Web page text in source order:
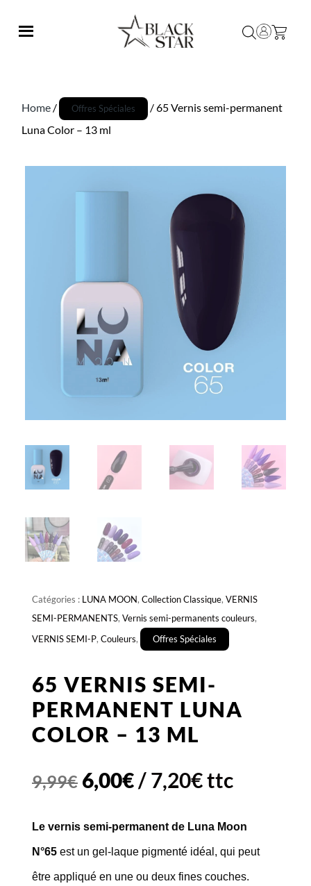
Home / Offres Spéciales
/ 65 Vernis semi-permanent
Luna Color – 13 ml
Catégories : LUNA MOON, Collection Classique, VERNIS
SEMI-PERMANENTS, Vernis semi-permanents couleurs,
VERNIS SEMI-P, Couleurs, Offres Spéciales
65 VERNIS SEMI-
PERMANENT LUNA
COLOR – 13 ML
9,99€ Le
initial
était :
6,00€Le
actuel
est :
/7,20€ttc
Le vernis semi-permanent de Luna Moon
N°65 est un gel-laque pigmenté idéal, qui peut
être appliqué en une ou deux fines couches.